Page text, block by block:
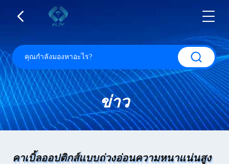
ข่าว
คาเบิ้ลออปติกส์แบบถ่วงอ่อนความหนาแน่นสูง